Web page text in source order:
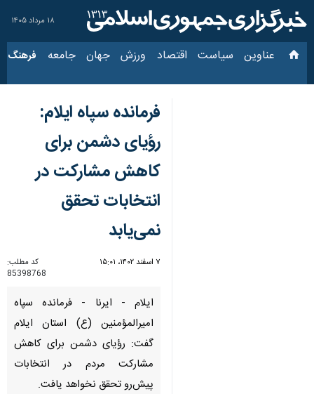
۱۸ مرداد ۱۴۰۵
عناوین‌ سیاست اقتصاد ورزش جهان جامعه فرهنگ
فرمانده سپاه ایلام:
رؤیای دشمن برای
کاهش مشارکت در
انتخابات تحقق
نمی‌یابد
۷ اسفند ۱۴۰۲، ۱۵:۰۱
کد مطلب:
85398768
ایلام - ایرنا - فرمانده سپاه
امیرالمؤمنین (ع) استان ایلام
گفت: رؤیای دشمن برای کاهش
مشارکت مردم در انتخابات پیش‌رو
تحقق نخواهد یافت.